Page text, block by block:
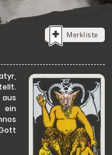
Merkliste
ein